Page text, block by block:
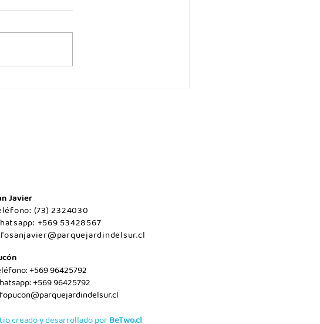
Javier
(73) 2324030
+569 53428567
+569 96425792
+569 96425792